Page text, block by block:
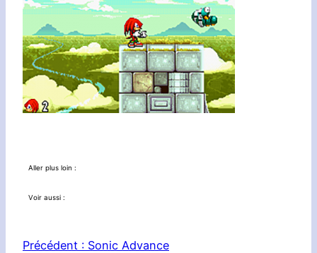
Aller plus loin :
Voir aussi :
Précédent : Sonic Advance